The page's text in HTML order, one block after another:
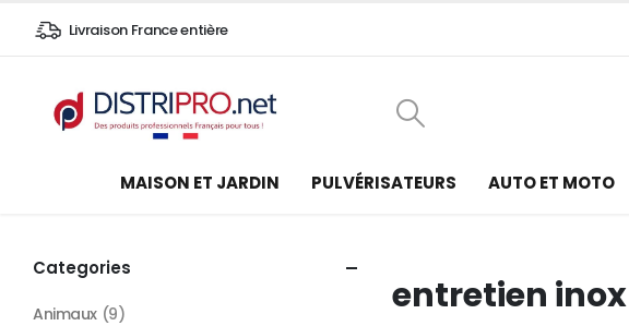
Livraison France entière
MAISON ET JARDIN PULVÉRISATEURS AUTO ET MOTO
entretien inox
Categories
Animaux (9)